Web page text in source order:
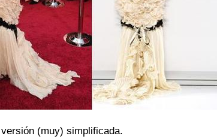
(muy) simplificada.